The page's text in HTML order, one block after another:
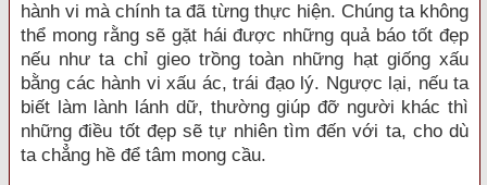
hành vi mà chính ta đã từng thực hiện. Chúng ta không
thể mong rằng sẽ gặt hái được những quả báo tốt đẹp
nếu như ta chỉ gieo trồng toàn những hạt giống xấu
bằng các hành vi xấu ác, trái đạo lý. Ngược lại, nếu ta
biết làm lành lánh dữ, thường giúp đỡ người khác thì
những điều tốt đẹp sẽ tự nhiên tìm đến với ta, cho dù
ta chẳng hề để tâm mong cầu.